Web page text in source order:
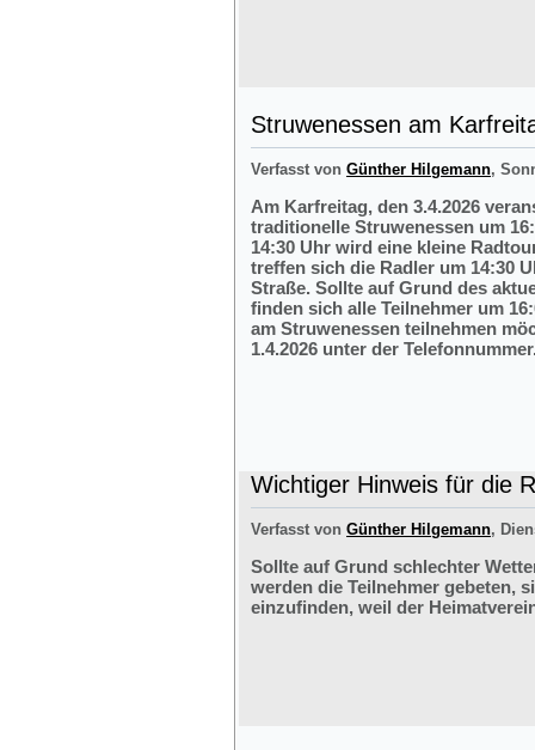
Struwenessen am
Verfasst von Günther Hilgemann,
Am Karfreitag, den 3.4.2026
traditionelle Struwenessen um
14:30 Uhr wird eine kleine
treffen sich die Radler um 14:30
Straße. Sollte auf Grund des
finden sich alle Teilnehmer um
am Struwenessen teilnehmen
1.4.2026 unter der
Wichtiger Hinweis für die
Verfasst von Günther Hilgemann,
Sollte auf Grund schlechter
werden die Teilnehmer gebeten,
einzufinden, weil der